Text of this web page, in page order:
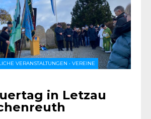
VERANSTALTUNGEN • VEREINE
in Letzau